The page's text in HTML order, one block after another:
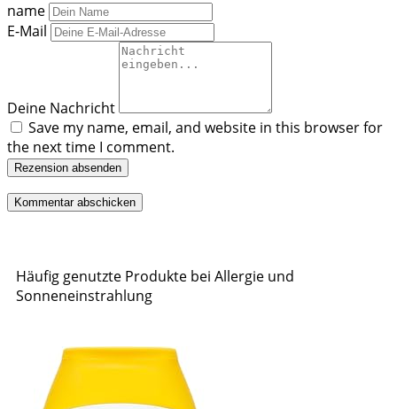
name
E-Mail
Deine Nachricht
Save my name, email, and website in this browser for
the next time I comment.
Rezension absenden
Häufig genutzte Produkte bei Allergie und
Sonneneinstrahlung